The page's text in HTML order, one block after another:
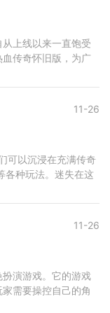
从上线以来一直饱受
传奇怀旧版，为广
11-26
可以沉浸在充满传奇
各种玩法。迷失在这
11-26
演游戏。它的游戏
需要操控自己的角